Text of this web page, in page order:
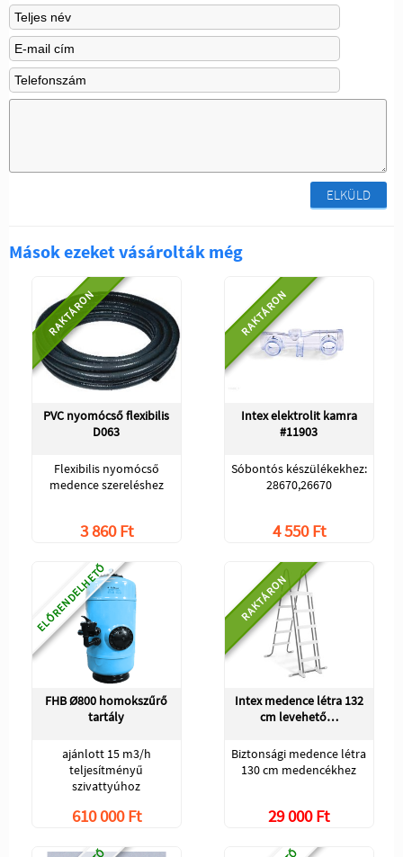
ELKÜLD
Mások ezeket vásárolták még
RAKTÁRON
PVC nyomócső flexibilis
D063
Flexibilis nyomócső
medence szereléshez
3 860 Ft
RAKTÁRON
Intex elektrolit kamra
#11903
Sóbontós készülékekhez:
28670,26670
4 550 Ft
ELŐRENDELHETŐ
FHB Ø800 homokszűrő
tartály
ajánlott 15 m3/h
teljesítményű
szivattyúhoz
610 000 Ft
RAKTÁRON
Intex medence létra 132
cm levehető…
Biztonsági medence létra
130 cm medencékhez
29 000 Ft